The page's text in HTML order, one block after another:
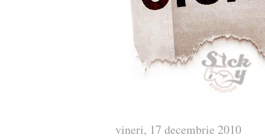
vineri, 17 decembrie 2010